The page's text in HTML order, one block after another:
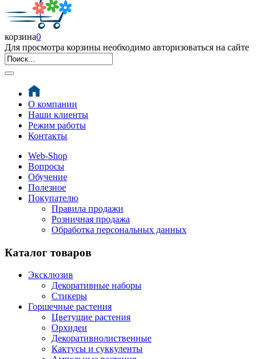
корзина0
Для просмотра корзины необходимо авторизоваться на сайте
О компании
Наши клиенты
Режим работы
Контакты
Web-Shop
Вопросы
Обучение
Полезное
Покупателю
Правила продажи
Розничная продажа
Обработка персональных данных
Каталог товаров
Эксклюзив
Декоративные наборы
Стикеры
Горшечные растения
Цветущие растения
Орхидеи
Декоративнолиственные
Кактусы и суккуленты